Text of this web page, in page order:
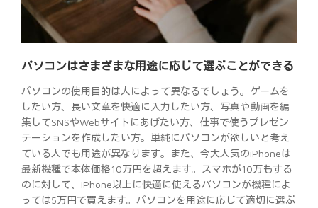
パソコンはさまざまな用途に応じて選ぶことができる
パソコンの使用目的は人によって異なるでしょう。ゲームを
したい方、長い文章を快適に入力したい方、写真や動画を編
集してSNSやWebサイトにあげたい方、仕事で使うプレゼン
テーションを作成したい方。単純にパソコンが欲しいと考え
ている人でも用途が異なります。また、今大人気のiPhoneは
最新機種で本体価格10万円を超えます。スマホが10万もする
のに対して、iPhone以上に快適に使えるパソコンが機種によ
っては5万円で買えます。パソコンを用途に応じて適切に選ぶ